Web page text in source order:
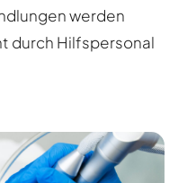
werden
durch Hilfspersonal